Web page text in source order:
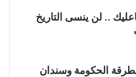
.. لن ينسى التاريخ
الحكومة وسندان